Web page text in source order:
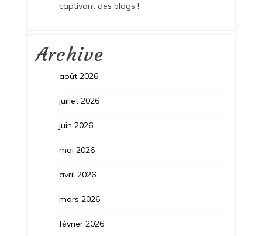
captivant des blogs !
Archive
août 2026
juillet 2026
juin 2026
mai 2026
avril 2026
mars 2026
février 2026